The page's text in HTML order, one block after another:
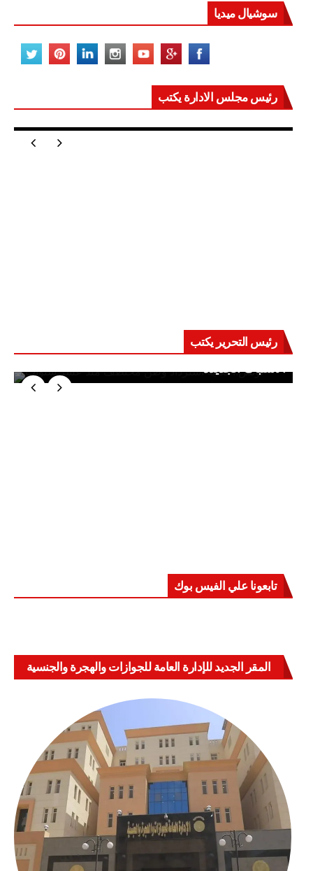
سوشيال ميديا
رئيس مجلس الادارة يكتب
مصر تعيد للعالم اتزانه
رئيس التحرير يكتب
حرب على العقول.. حادثة دمياط تكشف قواعد
تابعونا علي الفيس بوك
المقر الجديد للإدارة العامة للجوازات والهجرة والجنسية